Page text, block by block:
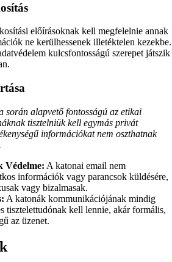
előírásoknak kell megfelelnie annak
ne kerülhessenek illetéktelen kezekbe.
kulcsfontosságú szerepet játszik
során alapvető fontosságú az etikai
tisztelniük kell egymás privát
információkat nem oszthatnak
Védelme: A katonai email nem
információk vagy parancsok küldésére,
vagy bizalmasak.
A katonák kommunikációjának mindig
tisztelettudónak kell lennie, akár formális,
az üzenet.